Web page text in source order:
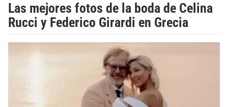
Las mejores fotos de la boda de Celina
Rucci y Federico Girardi en Grecia